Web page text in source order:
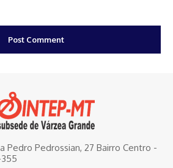
Pedro Pedrossian, 27 Bairro Centro -